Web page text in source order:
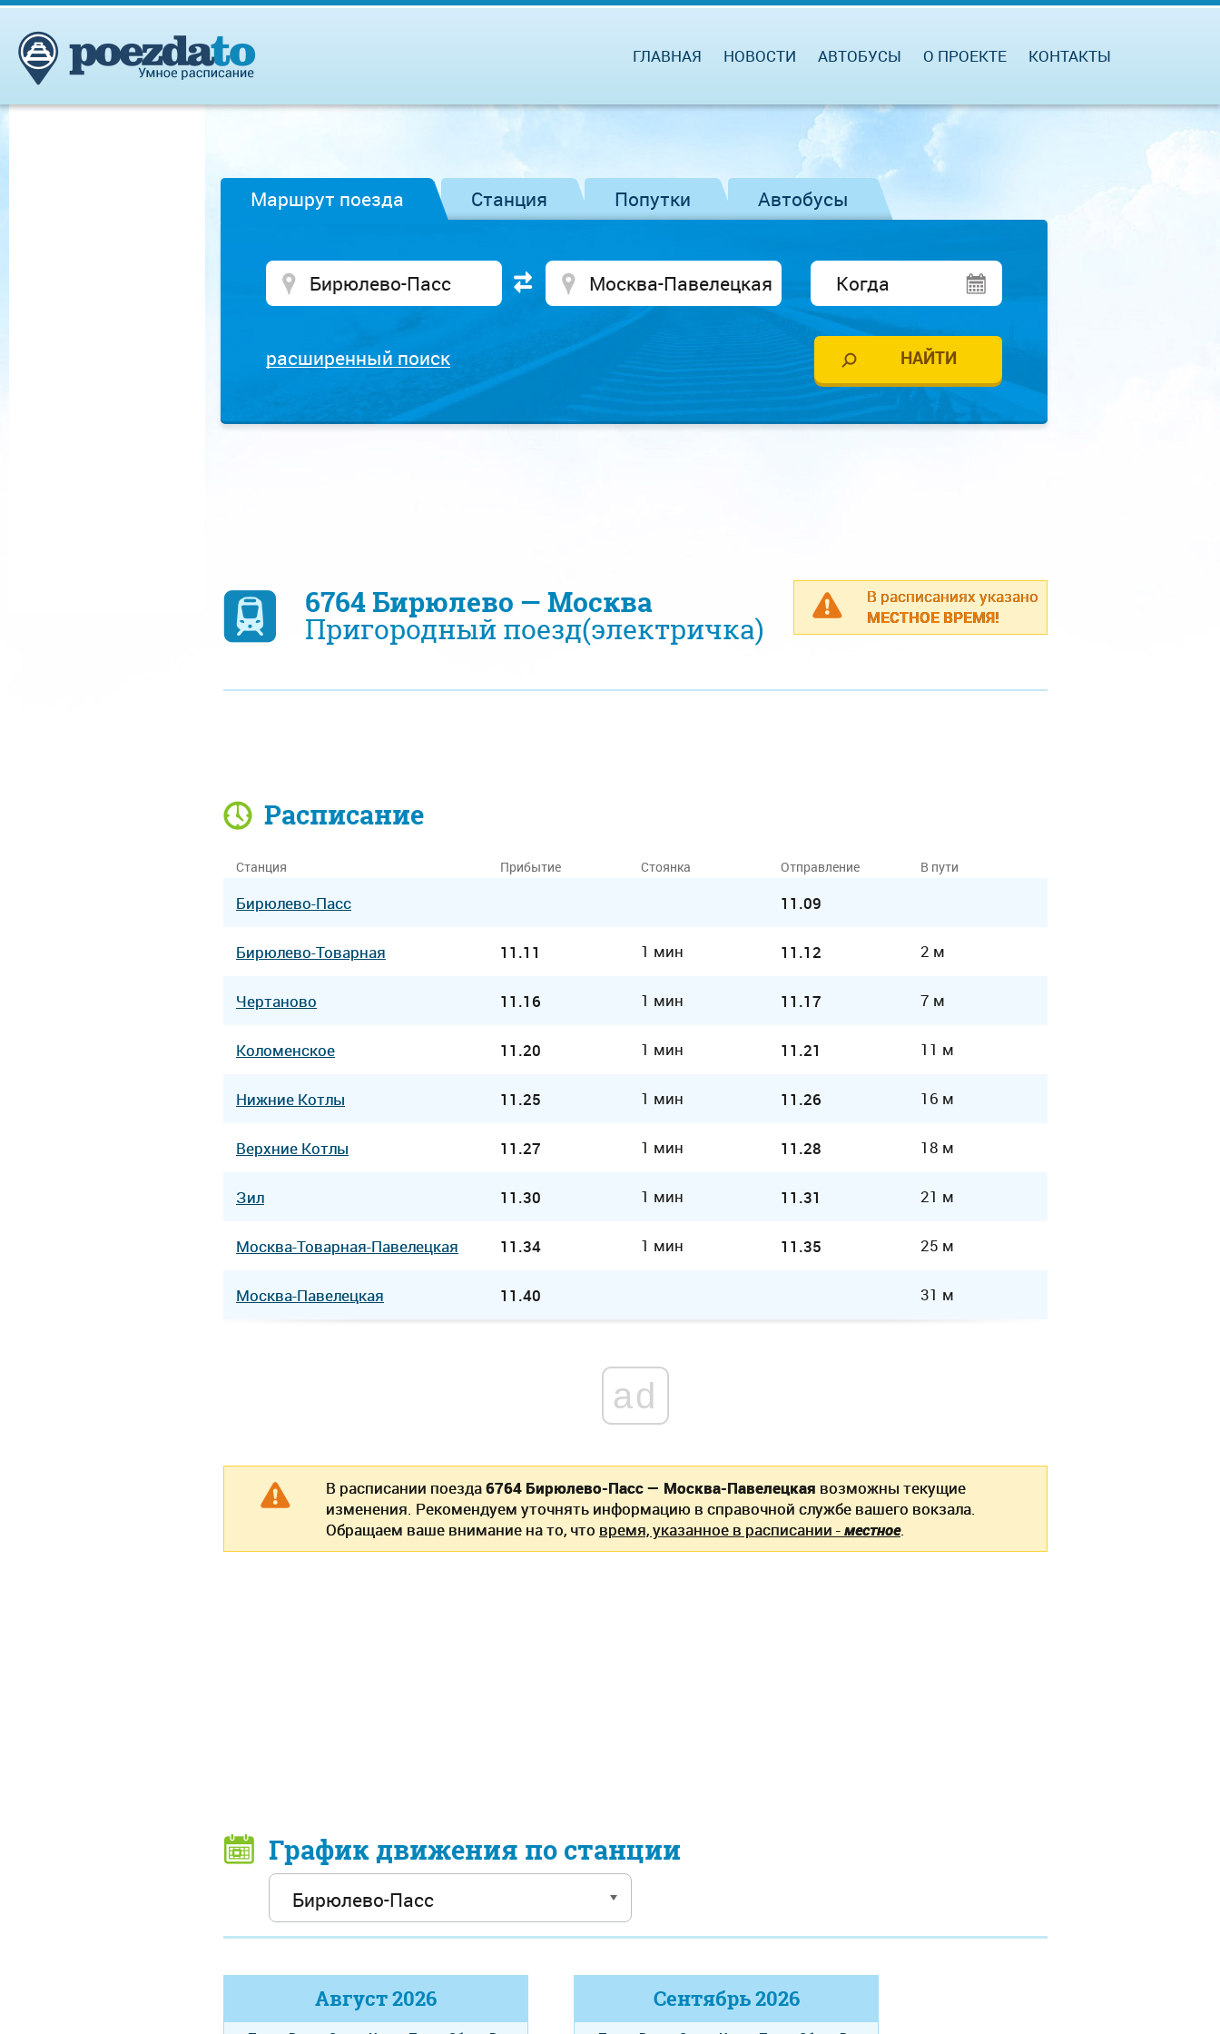
ГЛАВНАЯ НОВОСТИ АВТОБУСЫ О ПРОЕКТЕ КОНТАКТЫ
Маршрут поезда Станция Попутки Автобусы
расширенный поиск
В расписаниях указано
МЕСТНОЕ ВРЕМЯ!
6764 Бирюлево — Москва
Пригородный поезд(электричка)
Расписание
Станция Прибытие Стоянка Отправление В пути
Бирюлево-Пасс 11.09
Бирюлево-Товарная 11.11 1 мин 11.12 2 м
Чертаново 11.16 1 мин 11.17 7 м
Коломенское 11.20 1 мин 11.21 11 м
Нижние Котлы 11.25 1 мин 11.26 16 м
Верхние Котлы 11.27 1 мин 11.28 18 м
Зил 11.30 1 мин 11.31 21 м
Москва-Товарная-Павелецкая 11.34 1 мин 11.35 25 м
Москва-Павелецкая 11.40 31 м
ad
В расписании поезда6764 Бирюлево-Пасс — Москва-Павелецкая возможны текущие
изменения. Рекомендуем уточнять информацию в справочной службе вашего вокзала.
Обращаем ваше внимание на то, что время, указанное в расписании -местное.
График движения по станции
Август2026 Сентябрь2026